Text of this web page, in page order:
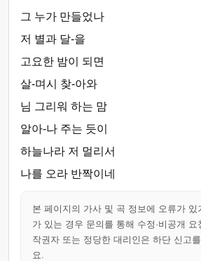
그 누가 만들었나
저 별과 달-을
고요한 밤이 되면
살-며시 찾-아와
님 그리워 하는 맘
알아-나 주는 듯이
하늘나라 저 멀리서
나를 오라 반짝이네
본 페이지의 가사 및 곡 정보에 오류가 있
가 있는 경우 문의를 통해 수정·비공개 요
작권자 또는 정당한 대리인은 하단 신고
요.